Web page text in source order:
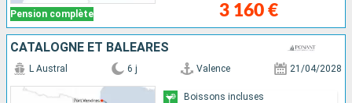
Pension complète 3 160 €
CATALOGNE ET BALÉARES
L Austral 6 j Valence 21/04/2028
Boissons incluses